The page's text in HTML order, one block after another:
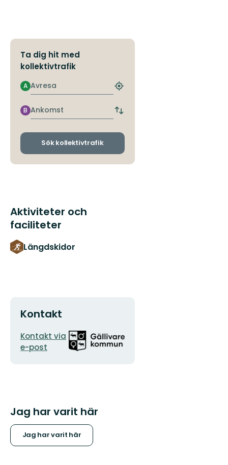
Ta dig hit med
kollektivtrafik
Avresa
A
Hitta
hållplats
Ankomst
B
Byt
och
Sök kollektivtrafik
Aktiviteter och
faciliteter
Längdskidor
Kontakt
E-
postadress
Kontakt via
e-post
Organisationens
logotyp
Jag har varit här
Jag har varit här